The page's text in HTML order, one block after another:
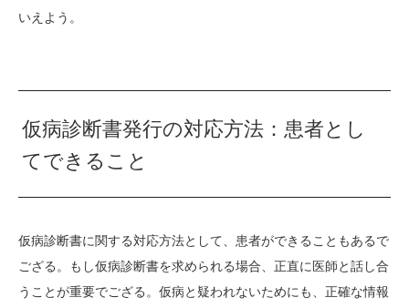
いえよう。
仮病診断書発行の対応方法：患者とし
てできること
仮病診断書に関する対応方法として、患者ができることもあるで
ござる。もし仮病診断書を求められる場合、正直に医師と話し合
うことが重要でござる。仮病と疑われないためにも、正確な情報